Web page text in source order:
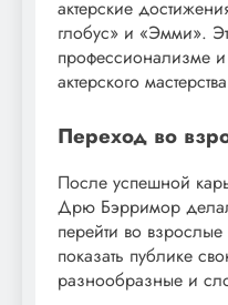
актерские
глобус» и «Эмми».
профессионализме
актерского
Переход во
После успешной
Дрю Бэрримор
перейти во
показать публике
разнообразные и